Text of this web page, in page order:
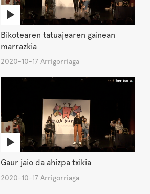
Bikotearen tatuajearen gainean
marrazkia
2020-10-17 Arrigorriaga
Gaur jaio da ahizpa txikia
2020-10-17 Arrigorriaga